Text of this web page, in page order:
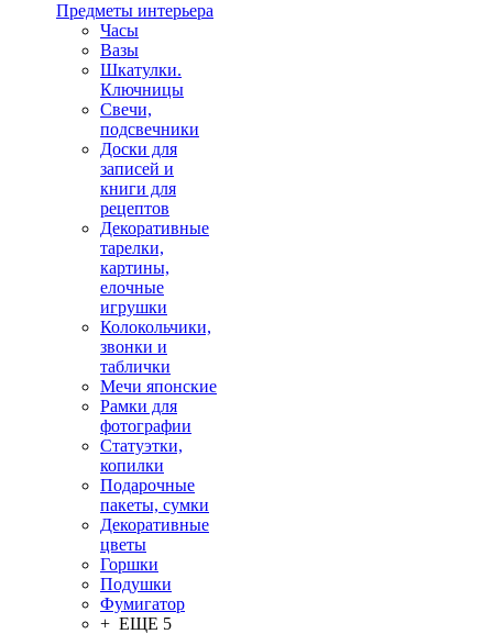
Предметы интерьера
Часы
Вазы
Шкатулки.
Ключницы
Свечи,
подсвечники
Доски для
записей и
книги для
рецептов
Декоративные
тарелки,
картины,
елочные
игрушки
Колокольчики,
звонки и
таблички
Мечи японские
Рамки для
фотографии
Статуэтки,
копилки
Подарочные
пакеты, сумки
Декоративные
цветы
Горшки
Подушки
Фумигатор
+ ЕЩЕ 5